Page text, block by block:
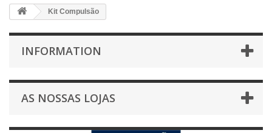
Kit Compulsão
INFORMATION
AS NOSSAS LOJAS